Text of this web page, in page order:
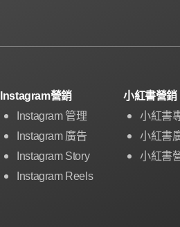
Instagram營銷
Instagram 管理
Instagram 廣告
Instagram Story
Instagram Reels
小紅書營銷
小紅書
小紅書
小紅書